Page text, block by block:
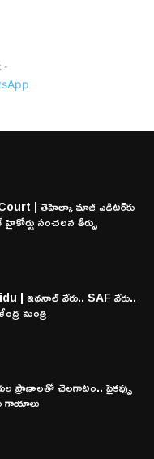
-
| తెహెల్కా మాజీ ఎడిటర్‌కు
సంచలన తీర్పు
| ఇథనాల్ వేరు.. SAF వేరు..
మంత్రి
ప్రాణాలతో చెలగాటం.. పైకప్పు
గాయాలు